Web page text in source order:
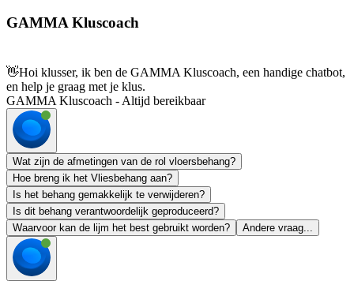
GAMMA Kluscoach
👋Hoi klusser, ik ben de GAMMA Kluscoach, een handige chatbot,
en help je graag met je klus.
GAMMA Kluscoach - Altijd bereikbaar
Wat zijn de afmetingen van de rol vloersbehang?
Hoe breng ik het Vliesbehang aan?
Is het behang gemakkelijk te verwijderen?
Is dit behang verantwoordelijk geproduceerd?
Waarvoor kan de lijm het best gebruikt worden?
Andere vraag...